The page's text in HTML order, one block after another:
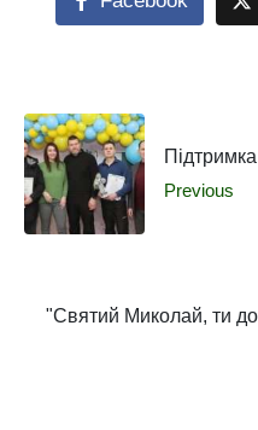
Previous
"Святий Миколай, ти до